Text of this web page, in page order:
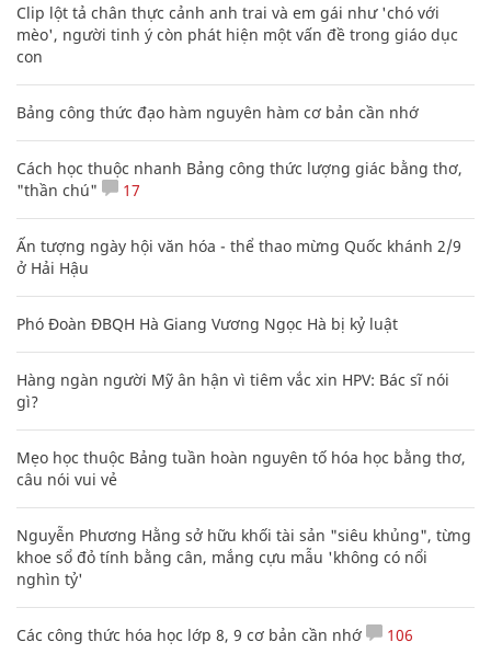
Clip lột tả chân thực cảnh anh trai và em gái như 'chó với
mèo', người tinh ý còn phát hiện một vấn đề trong giáo dục
con
Bảng công thức đạo hàm nguyên hàm cơ bản cần nhớ
Cách học thuộc nhanh Bảng công thức lượng giác bằng thơ,
"thần chú"
17
Ấn tượng ngày hội văn hóa - thể thao mừng Quốc khánh 2/9
ở Hải Hậu
Phó Đoàn ĐBQH Hà Giang Vương Ngọc Hà bị kỷ luật
Hàng ngàn người Mỹ ân hận vì tiêm vắc xin HPV: Bác sĩ nói
gì?
Mẹo học thuộc Bảng tuần hoàn nguyên tố hóa học bằng thơ,
câu nói vui vẻ
Nguyễn Phương Hằng sở hữu khối tài sản "siêu khủng", từng
khoe sổ đỏ tính bằng cân, mắng cựu mẫu 'không có nổi
nghìn tỷ'
Các công thức hóa học lớp 8, 9 cơ bản cần nhớ 106